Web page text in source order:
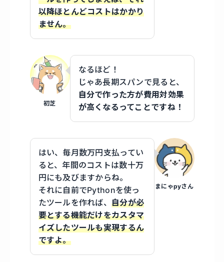
以降ほとんどコストはかかり
ません。
初芝
なるほど！
じゃあ長期スパンで見ると、
自分で作った方が費用対効果
が高くなるってことですね！
まにゃpyさん
はい、毎月数万円支払ってい
ると、年間のコストは数十万
円にも及びますからね。
それに自前でPythonを使っ
たツールを作れば、自分が必
要とする機能だけをカスタマ
イズしたツールも実現するん
ですよ。